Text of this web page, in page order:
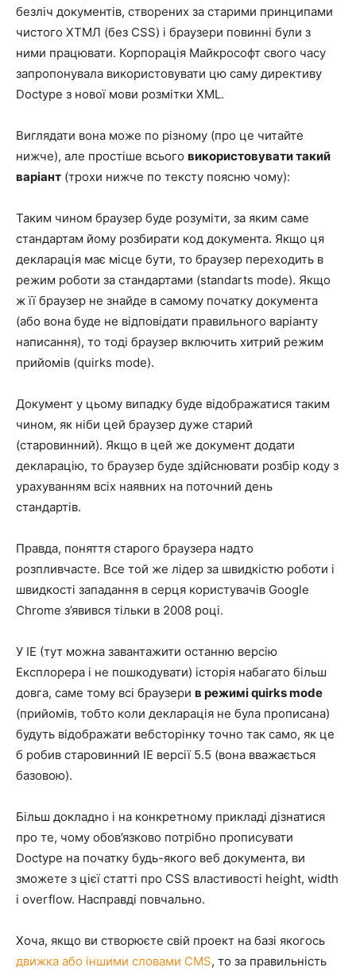
безліч документів, створених за старими принципами
чистого ХТМЛ (без CSS) і браузери повинні були з
ними працювати. Корпорація Майкрософт свого часу
запропонувала використовувати цю саму директиву
Doctype з нової мови розмітки XML.
Виглядати вона може по різному (про це читайте
нижче), але простіше всього використовувати такий
варіант (трохи нижче по тексту поясню чому):
Таким чином браузер буде розуміти, за яким саме
стандартам йому розбирати код документа. Якщо ця
декларація має місце бути, то браузер переходить в
режим роботи за стандартами (standarts mode). Якщо
ж її браузер не знайде в самому початку документа
(або вона буде не відповідати правильного варіанту
написання), то тоді браузер включить хитрий режим
прийомів (quirks mode).
Документ у цьому випадку буде відображатися таким
чином, як ніби цей браузер дуже старий
(старовинний). Якщо в цей же документ додати
декларацію, то браузер буде здійснювати розбір коду з
урахуванням всіх наявних на поточний день
стандартів.
Правда, поняття старого браузера надто
розпливчасте. Все той же лідер за швидкістю роботи і
швидкості западання в серця користувачів Google
Chrome з’явився тільки в 2008 році.
У IE (тут можна завантажити останню версію
Експлорера і не пошкодувати) історія набагато більш
довга, саме тому всі браузери в режимі quirks mode
(прийомів, тобто коли декларація не була прописана)
будуть відображати вебсторінку точно так само, як це
б робив старовинний IE версії 5.5 (вона вважається
базовою).
Більш докладно і на конкретному прикладі дізнатися
про те, чому обов’язково потрібно прописувати
Doctype на початку будь-якого веб документа, ви
зможете з цієї статті про CSS властивості height, width
і overflow. Насправді повчально.
Хоча, якщо ви створюєте свій проект на базі якогось
движка або іншими словами CMS, то за правильність